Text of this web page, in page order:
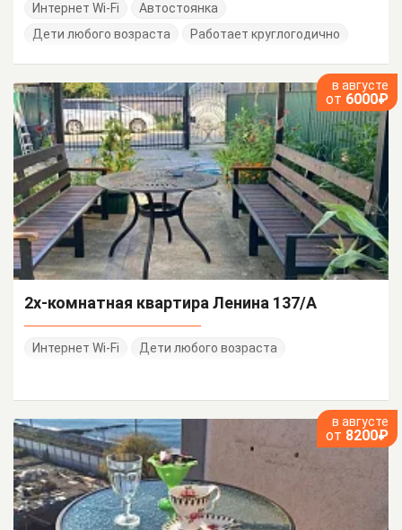
Интернет Wi-Fi
Автостоянка
Дети любого возраста
Работает круглогодично
в августе
от 6000₽
2х-комнатная квартира Ленина 137/А
Интернет Wi-Fi Дети любого возраста
в августе
от 8200₽